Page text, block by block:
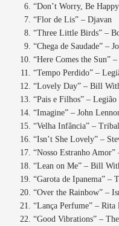
“Don’t Worry, Be
“Flor de Lis” – Djavan
“Three Little Birds” –
“Chega de Saudade” –
“Here Comes the Sun”
“Tempo Perdido” –
“Lovely Day” – Bill
“Pais e Filhos” – Legião
“Imagine” – John
“Velha Infância” –
“Isn’t She Lovely” –
“Nosso Estranho
“Lean on Me” – Bill
“Garota de Ipanema” –
“Over the Rainbow” –
“Lança Perfume” – Rita
“Good Vibrations” –